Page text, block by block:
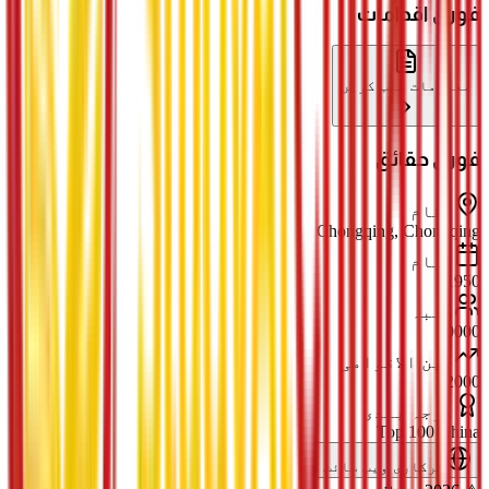
فوری اقدامات
معلومات طلب کریں
فوری حقائق
مقام
Chongqing, Chongqing
قیام
1950
طلبہ
30000
بین الاقوامی
2000
درجہ بندی
Top 100 China
سرکاری ویب سائٹ